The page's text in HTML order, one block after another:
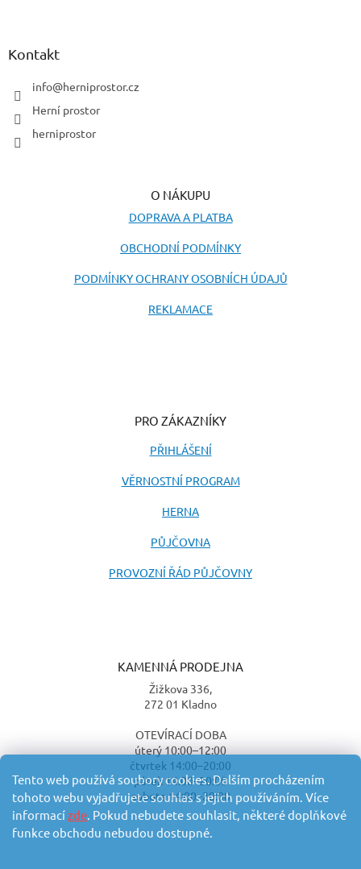
Tento web používá soubory cookies. Dalším procházením
tohoto webu vyjadřujete souhlas s jejich používáním. Více
informacízde. Pokud nebudete souhlasit, některé doplňkové
funkce obchodu nebudou dostupné.
Kontakt
info@herniprostor.cz
Herní prostor
herniprostor
O NÁKUPU
DOPRAVA A PLATBA
OBCHODNÍ PODMÍNKY
PODMÍNKY OCHRANY OSOBNÍCH ÚDAJŮ
REKLAMACE
PRO ZÁKAZNÍKY
PŘIHLÁŠENÍ
VĚRNOSTNÍ PROGRAM
HERNA
PŮJČOVNA
PROVOZNÍ ŘÁD PŮJČOVNY
KAMENNÁ PRODEJNA
Žižkova 336,
272 01 Kladno
OTEVÍRACÍ DOBA
úterý 10:00–12:00
čtvrtek 14:00–20:00
pátek 14:00–20:00
sobota 14:00–20:00